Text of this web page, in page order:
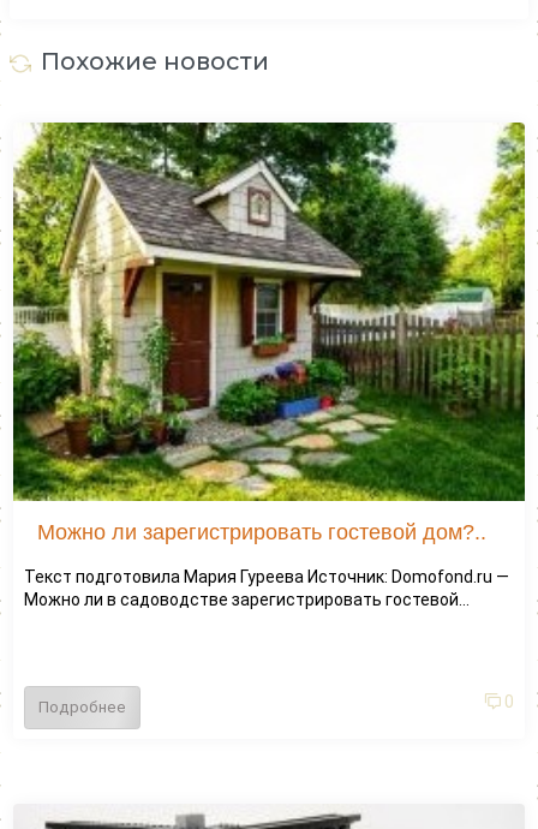
Похожие новости
Можно ли зарегистрировать гостевой дом?..
Текст подготовила Мария Гуреева Источник: Domofond.ru —
Можно ли в садоводстве зарегистрировать гостевой...
Подробнее 0